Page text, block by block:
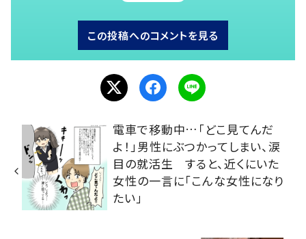
この投稿へのコメントを見る
電車で移動中…「どこ見てんだ
よ！」男性にぶつかってしまい、涙
目の就活生 すると、近くにいた
女性の一言に「こんな女性になり
たい」